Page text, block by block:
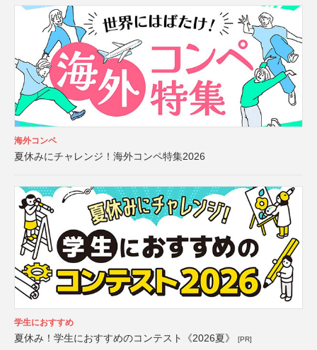
海外コンペ
夏休みにチャレンジ！海外コンペ特集2026
学生におすすめ
夏休み！学生におすすめのコンテスト《2026夏》 [PR]